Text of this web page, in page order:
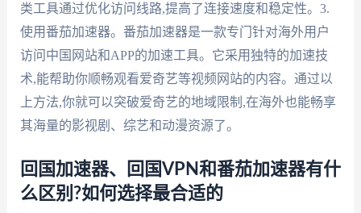
类工具通过优化访问线路,提高了连接速度和稳定性。3.
使用番茄加速器。番茄加速器是一款专门针对海外用户
访问中国网站和APP的加速工具。它采用独特的加速技
术,能帮助你顺畅观看爱奇艺等视频网站的内容。通过以
上方法,你就可以突破爱奇艺的地域限制,在海外也能畅享
其海量的影视剧、综艺和动漫资源了。
回国加速器、回国VPN和番茄加速器有什
么区别?如何选择最合适的